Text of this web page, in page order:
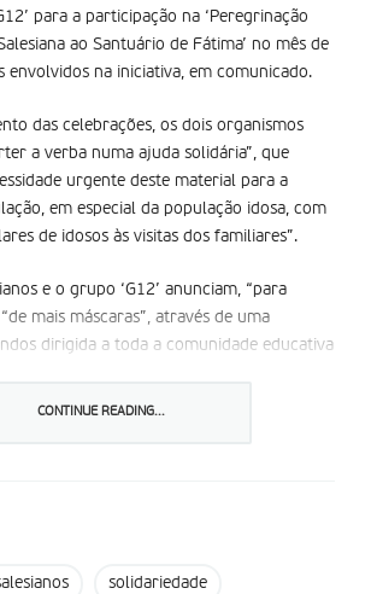
para a participação na ‘Peregrinação
ao Santuário de Fátima’ no mês de
envolvidos na iniciativa, em comunicado.
das celebrações, os dois organismos
a verba numa ajuda solidária”, que
urgente deste material para a
em especial da população idosa, com
de idosos às visitas dos familiares”.
e o grupo ‘G12’ anunciam, “para
mais máscaras”, através de uma
dirigida a toda a comunidade educativa
da Comunidade Educativa dos Salesianos
CONTINUE READING...
solidariedade